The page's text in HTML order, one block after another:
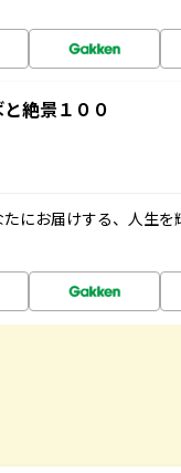
絶景１００
にお届けする、人生を